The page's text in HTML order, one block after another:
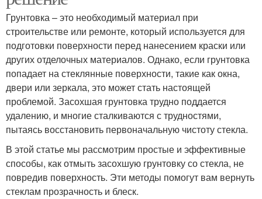
Грунтовка – это необходимый материал при
строительстве или ремонте, который используется для
подготовки поверхности перед нанесением краски или
других отделочных материалов. Однако, если грунтовка
попадает на стеклянные поверхности, такие как окна,
двери или зеркала, это может стать настоящей
проблемой. Засохшая грунтовка трудно поддается
удалению, и многие сталкиваются с трудностями,
пытаясь восстановить первоначальную чистоту стекла.
В этой статье мы рассмотрим простые и эффективные
способы, как отмыть засохшую грунтовку со стекла, не
повредив поверхность. Эти методы помогут вам вернуть
стеклам прозрачность и блеск.